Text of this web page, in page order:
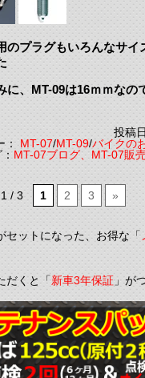
のプラグもいろんなサイ
、MT-09は16ｍｍなの
投稿
：MT-07/MT-09/バイクの
MT-07ブログ、MT-07販
1 / 3 1 2 3 »
セットになった、お得な「
だくと「新車3年保証」が